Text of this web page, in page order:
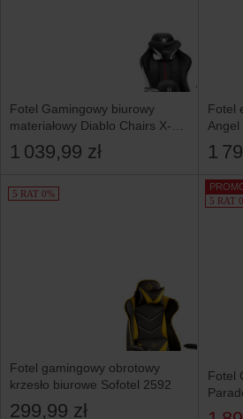
Fotel Gamingowy biurowy
materiałowy Diablo Chairs X-
Player 2.0 Normal
1 039,99 zł
Fotel
1
5 RAT 0%
Fotel gamingowy obrotowy
krzesło biurowe Sofotel 2592
299,99 zł
5 RAT
Fotel